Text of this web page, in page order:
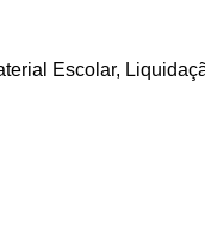
Escolar,